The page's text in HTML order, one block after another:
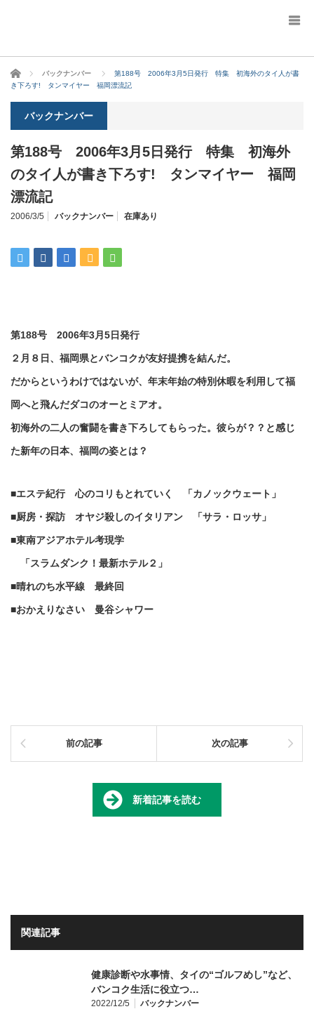
ホーム バックナンバー
第188号 2006年3月5日発行 特集 初海外のタイ人が書
き下ろす! タンマイヤー 福岡漂流記
バックナンバー
第188号 2006年3月5日発行 特集 初海外
のタイ人が書き下ろす! タンマイヤー 福岡
漂流記
2006/3/5 バックナンバー 在庫あり
第188号 2006年3月5日発行
２月８日、福岡県とバンコクが友好提携を結んだ。
だからというわけではないが、年末年始の特別休暇を利用して福
岡へと飛んだダコのオーとミアオ。
初海外の二人の奮闘を書き下ろしてもらった。彼らが？？と感じ
た新年の日本、福岡の姿とは？
■エステ紀行 心のコリもとれていく 「カノックウェート」
■厨房・探訪 オヤジ殺しのイタリアン 「サラ・ロッサ」
■東南アジアホテル考現学
「スラムダンク！最新ホテル２」
■晴れのち水平線 最終回
■おかえりなさい 曼谷シャワー
前の記事 次の記事
新着記事を読む
関連記事
健康診断や水事情、タイの“ゴルフめし”など、
バンコク生活に役立つ…
2022/12/5 バックナンバー